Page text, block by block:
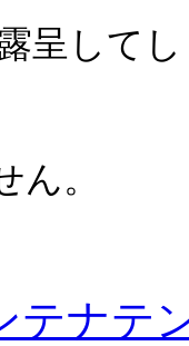
呈して
ん。
テナテ